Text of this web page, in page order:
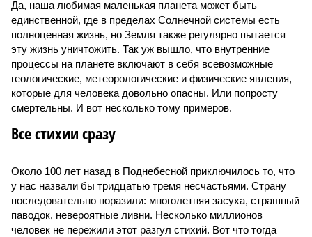
Да, наша любимая маленькая планета может быть
единственной, где в пределах Солнечной системы есть
полноценная жизнь, но Земля также регулярно пытается
эту жизнь уничтожить. Так уж вышло, что внутренние
процессы на планете включают в себя всевозможные
геологические, метеорологические и физические явления,
которые для человека довольно опасны. Или попросту
смертельны. И вот несколько тому примеров.
Все стихии сразу
Около 100 лет назад в Поднебесной приключилось то, что
у нас назвали бы тридцатью тремя несчастьями. Страну
последовательно поразили: многолетняя засуха, страшный
паводок, невероятные ливни. Несколько миллионов
человек не пережили этот разгул стихий. Вот что тогда